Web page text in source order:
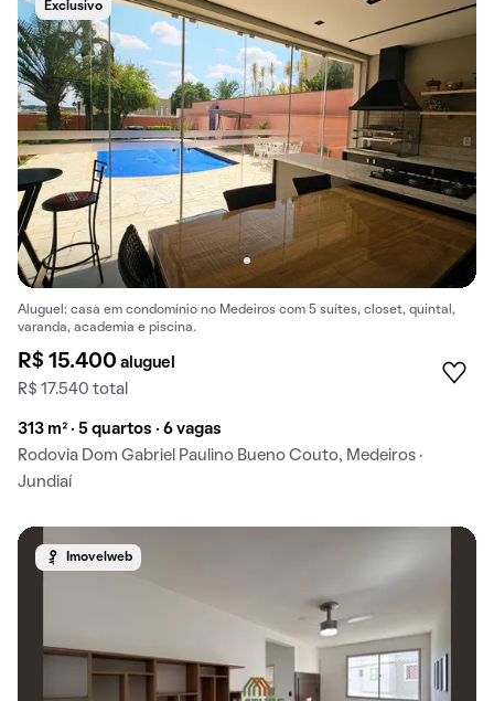
Exclusivo
Aluguel: casa em condomínio no Medeiros com 5 suítes, closet, quintal,
varanda, academia e piscina.
R$ 15.400aluguel
R$ 17.540 total
313 m² · 5 quartos · 6 vagas
Rodovia Dom Gabriel Paulino Bueno Couto, Medeiros ·
Jundiaí
Imovelweb